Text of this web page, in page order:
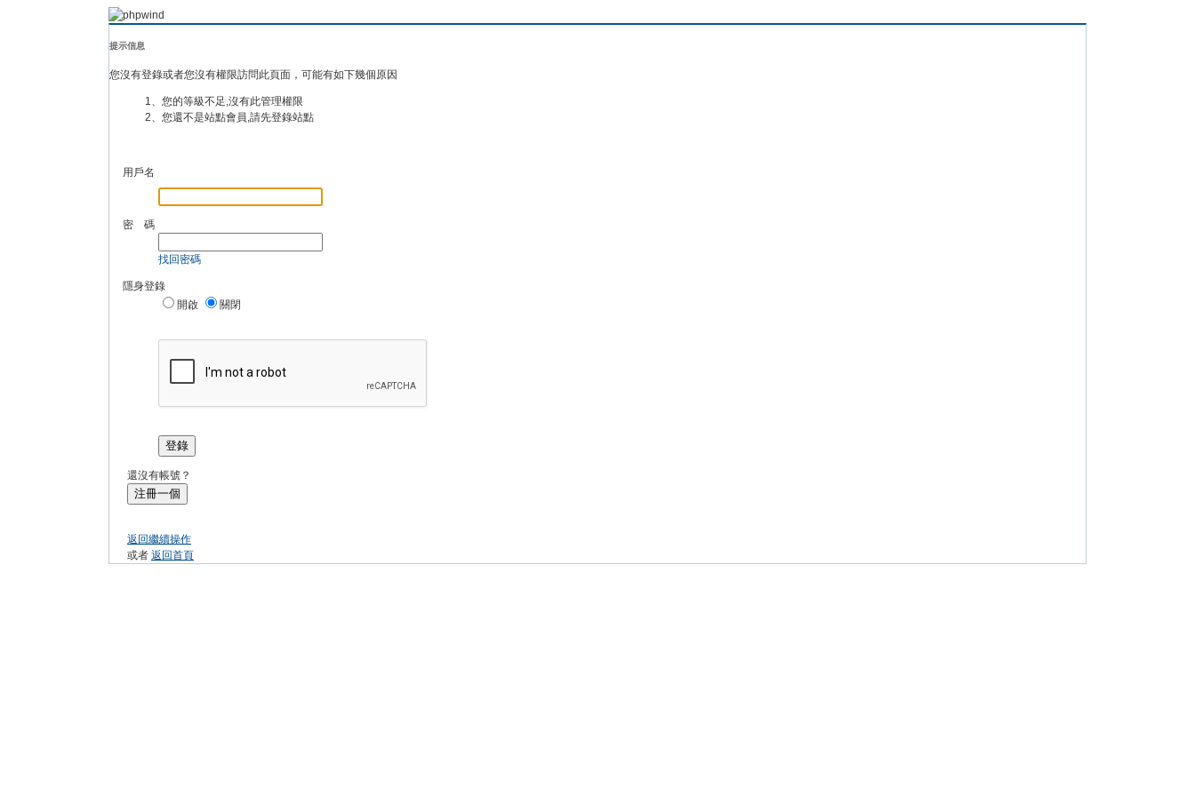
提示信息
您沒有登錄或者您沒有權限訪問此頁面，可能有如下幾個原因
1、您的等級不足,沒有此管理權限
2、您還不是站點會員,請先登錄站點
用戶名
密 碼
找回密碼
隱身登錄
開啟
關閉
登錄
還沒有帳號？
注冊一個
返回繼續操作
或者 返回首頁